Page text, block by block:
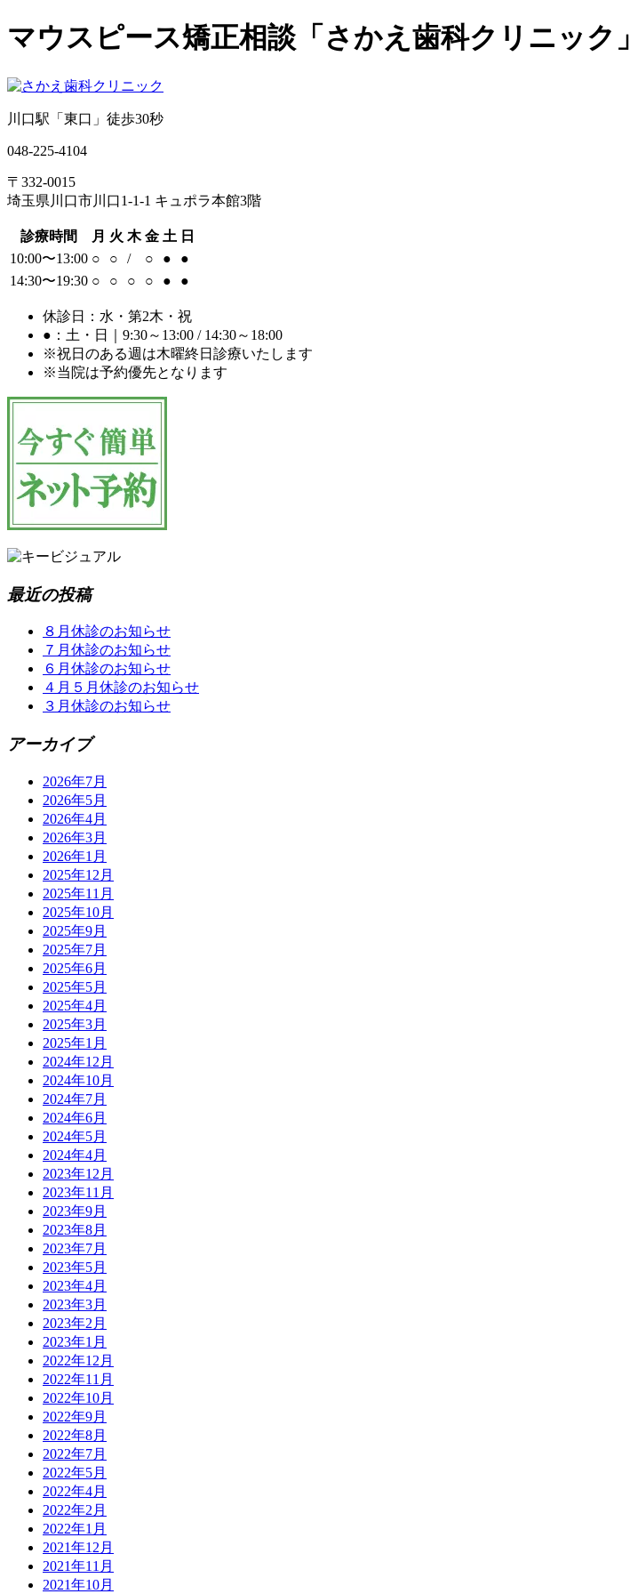
マウスピース矯正相談「さかえ歯科クリニック」
川口駅「東口」徒歩30秒
048-225-4104
〒332-0015
埼玉県川口市川口1-1-1 キュポラ本館3階
診療時間 月 火 木 金 土 日
10:00〜13:00 ○ ○ / ○ ●
●
14:30〜19:30 ○ ○ ○ ○ ● ●
休診日：水・第2木・祝
●：土・日｜9:30～13:00 / 14:30～18:00
※祝日のある週は木曜終日診療いたします
※当院は予約優先となります
最近の投稿
８月休診のお知らせ
７月休診のお知らせ
６月休診のお知らせ
４月５月休診のお知らせ
３月休診のお知らせ
アーカイブ
2026年7月
2026年5月
2026年4月
2026年3月
2026年1月
2025年12月
2025年11月
2025年10月
2025年9月
2025年7月
2025年6月
2025年5月
2025年4月
2025年3月
2025年1月
2024年12月
2024年10月
2024年7月
2024年6月
2024年5月
2024年4月
2023年12月
2023年11月
2023年9月
2023年8月
2023年7月
2023年5月
2023年4月
2023年3月
2023年2月
2023年1月
2022年12月
2022年11月
2022年10月
2022年9月
2022年8月
2022年7月
2022年5月
2022年4月
2022年2月
2022年1月
2021年12月
2021年11月
2021年10月